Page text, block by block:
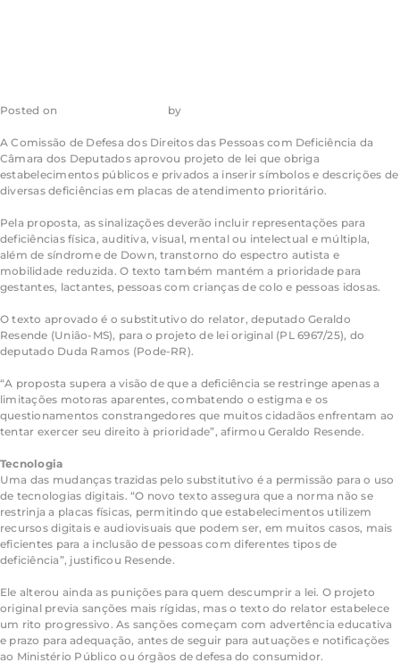
Posted on by
A Comissão de Defesa dos Direitos das Pessoas com Deficiência da
Câmara dos Deputados aprovou projeto de lei que obriga
estabelecimentos públicos e privados a inserir símbolos e descrições de
diversas deficiências em placas de atendimento prioritário.
Pela proposta, as sinalizações deverão incluir representações para
deficiências física, auditiva, visual, mental ou intelectual e múltipla,
além de síndrome de Down, transtorno do espectro autista e
mobilidade reduzida. O texto também mantém a prioridade para
gestantes, lactantes, pessoas com crianças de colo e pessoas idosas.
O texto aprovado é o substitutivo do relator, deputado Geraldo
Resende (União-MS), para o projeto de lei original (PL 6967/25), do
deputado Duda Ramos (Pode-RR).
“A proposta supera a visão de que a deficiência se restringe apenas a
limitações motoras aparentes, combatendo o estigma e os
questionamentos constrangedores que muitos cidadãos enfrentam ao
tentar exercer seu direito à prioridade”, afirmou Geraldo Resende.
Tecnologia
Uma das mudanças trazidas pelo substitutivo é a permissão para o uso
de tecnologias digitais. “O novo texto assegura que a norma não se
restrinja a placas físicas, permitindo que estabelecimentos utilizem
recursos digitais e audiovisuais que podem ser, em muitos casos, mais
eficientes para a inclusão de pessoas com diferentes tipos de
deficiência”, justificou Resende.
Ele alterou ainda as punições para quem descumprir a lei. O projeto
original previa sanções mais rígidas, mas o texto do relator estabelece
um rito progressivo. As sanções começam com advertência educativa
e prazo para adequação, antes de seguir para autuações e notificações
ao Ministério Público ou órgãos de defesa do consumidor.